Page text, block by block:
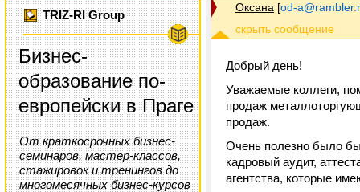
TRIZ-RI Group
Бизнес-
образование по-
европейски в Праге
От краткосрочных бизнес-
семинаров, мастер-классов,
стажировок и тренингов до
многомесячных бизнес-курсов
Оксана [od-
Добрый день!
Уважаемые коллеги,
продаж
продаж.
Очень полезно было бы
кадровый аудит,
агентства, которые